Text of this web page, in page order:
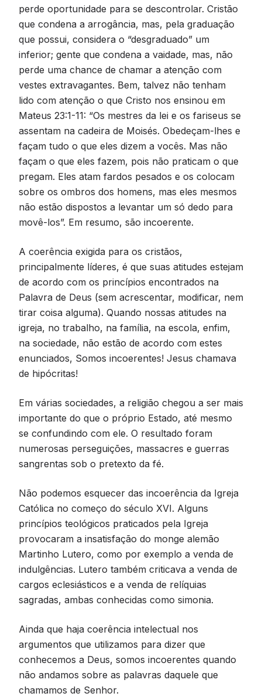
perde oportunidade para se descontrolar. Cristão
que condena a arrogância, mas, pela graduação
que possui, considera o “desgraduado” um
inferior; gente que condena a vaidade, mas, não
perde uma chance de chamar a atenção com
vestes extravagantes. Bem, talvez não tenham
lido com atenção o que Cristo nos ensinou em
Mateus 23:1-11: “Os mestres da lei e os fariseus se
assentam na cadeira de Moisés. Obedeçam-lhes e
façam tudo o que eles dizem a vocês. Mas não
façam o que eles fazem, pois não praticam o que
pregam. Eles atam fardos pesados e os colocam
sobre os ombros dos homens, mas eles mesmos
não estão dispostos a levantar um só dedo para
movê-los”. Em resumo, são incoerente.
A coerência exigida para os cristãos,
principalmente líderes, é que suas atitudes estejam
de acordo com os princípios encontrados na
Palavra de Deus (sem acrescentar, modificar, nem
tirar coisa alguma). Quando nossas atitudes na
igreja, no trabalho, na família, na escola, enfim,
na sociedade, não estão de acordo com estes
enunciados, Somos incoerentes! Jesus chamava
de hipócritas!
Em várias sociedades, a religião chegou a ser mais
importante do que o próprio Estado, até mesmo
se confundindo com ele. O resultado foram
numerosas perseguições, massacres e guerras
sangrentas sob o pretexto da fé.
Não podemos esquecer das incoerência da Igreja
Católica no começo do século XVI. Alguns
princípios teológicos praticados pela Igreja
provocaram a insatisfação do monge alemão
Martinho Lutero, como por exemplo a venda de
indulgências. Lutero também criticava a venda de
cargos eclesiásticos e a venda de relíquias
sagradas, ambas conhecidas como simonia.
Ainda que haja coerência intelectual nos
argumentos que utilizamos para dizer que
conhecemos a Deus, somos incoerentes quando
não andamos sobre as palavras daquele que
chamamos de Senhor.